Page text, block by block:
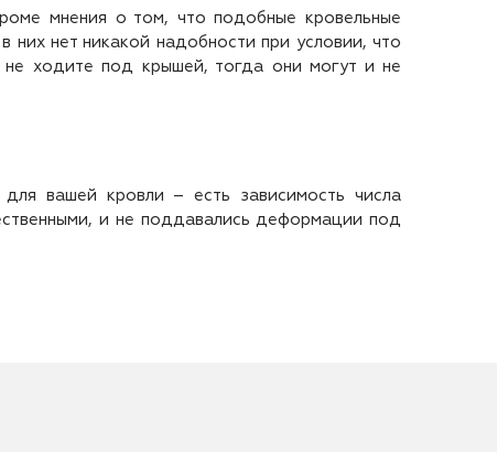
мнения о том, что подобные кровельные
них нет никакой надобности при условии, что
ходите под крышей, тогда они могут и не
вашей кровли – есть зависимость числа
и не поддавались деформации под